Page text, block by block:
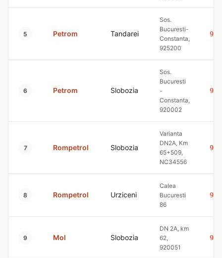
5 Petrom Tandarei
Sos.
Bucuresti-
Constanta,
925200
6 Petrom Slobozia
Sos.
Bucuresti
-
Constanta,
920002
7 Rompetrol Slobozia
Varianta
DN2A, Km
65+509,
NC34556
8 Rompetrol Urziceni
Calea
Bucuresti
86
9 Mol Slobozia
DN 2A, km
62,
920051